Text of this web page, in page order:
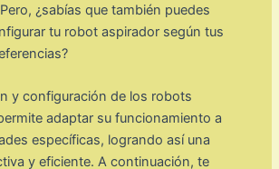
¿sabías que también puedes
tu robot aspirador según tus
y configuración de los robots
adaptar su funcionamiento a
específicas, logrando así una
y eficiente. A continuación, te